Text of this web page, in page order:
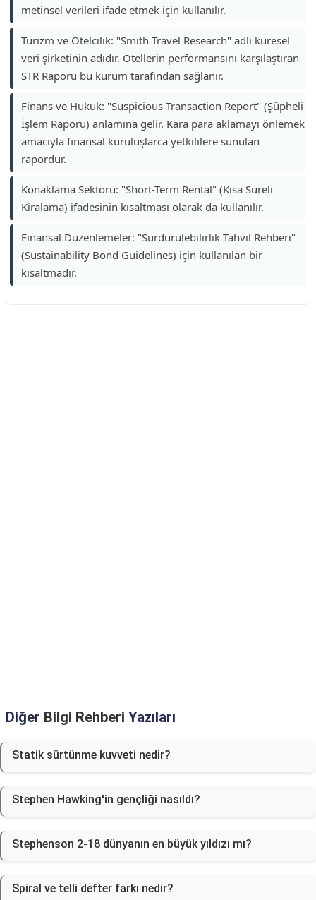
metinsel verileri ifade etmek için kullanılır.
Turizm ve Otelcilik: "Smith Travel Research" adlı küresel
veri şirketinin adıdır. Otellerin performansını karşılaştıran
STR Raporu bu kurum tarafından sağlanır.
Finans ve Hukuk: "Suspicious Transaction Report" (Şüpheli
İşlem Raporu) anlamına gelir. Kara para aklamayı önlemek
amacıyla finansal kuruluşlarca yetkililere sunulan
rapordur.
Konaklama Sektörü: "Short-Term Rental" (Kısa Süreli
Kiralama) ifadesinin kısaltması olarak da kullanılır.
Finansal Düzenlemeler: "Sürdürülebilirlik Tahvil Rehberi"
(Sustainability Bond Guidelines) için kullanılan bir
kısaltmadır.
Diğer Bilgi Rehberi Yazıları
Statik sürtünme kuvveti nedir?
Stephen Hawking'in gençliği nasıldı?
Stephenson 2-18 dünyanın en büyük yıldızı mı?
Spiral ve telli defter farkı nedir?